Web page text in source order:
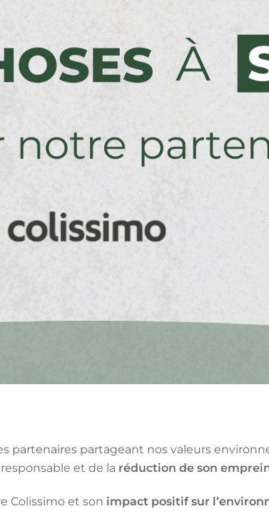
partenaires partageant nos valeurs
et de la réduction de son
Colissimo et son impact positif sur